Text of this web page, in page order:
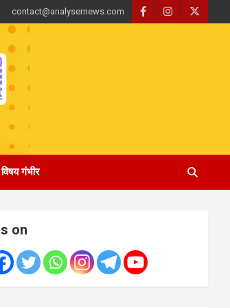
contact@analysernews.com
विषय गंभीर
on